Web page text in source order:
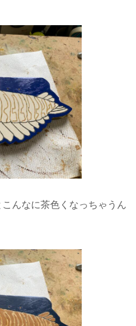
んなに茶色くなっちゃうん